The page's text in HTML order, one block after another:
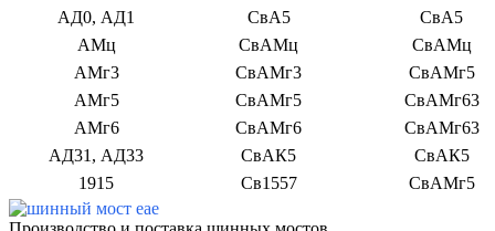
АД0, АД1
СвА5
СвА5
АМц
СвАМц
СвАМц
АМг3
СвАМг3
СвАМг5
АМг5
СвАМг5
СвАМг63
АМг6
СвАМг6
СвАМг63
АД31, АД33
СвАК5
СвАК5
1915
Св1557 СвАМг5